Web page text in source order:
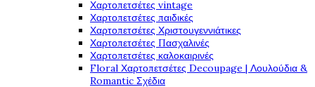
Χαρτοπετσέτες vintage
Χαρτοπετσέτες παιδικές
Χαρτοπετσέτες Χριστουγεννιάτικες
Χαρτοπετσέτες Πασχαλινές
Χαρτοπετσέτες καλοκαιρινές
Floral Χαρτοπετσέτες Decoupage | Λουλούδια &
Romantic Σχέδια